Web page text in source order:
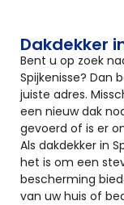
Dakdekker
Bent u op zoek
Spijkenisse? Dan
juiste adres.
een nieuw dak
gevoerd of is er
Als dakdekker in
het is om een
bescherming
van uw huis of